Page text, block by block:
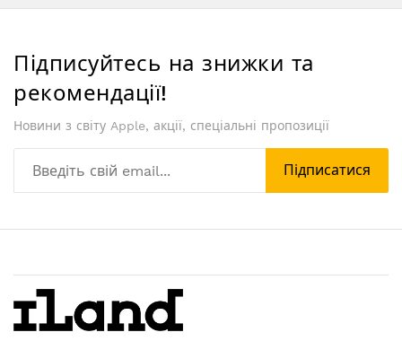
Підписуйтесь на знижки та
рекомендації!
Новини з світу Apple, акції, спеціальні пропозиції
Підписатися